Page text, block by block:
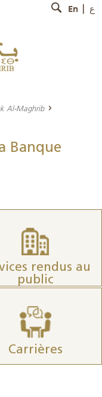
En ع
Al-Maghrib
Banque
rendus au
public
Carrières